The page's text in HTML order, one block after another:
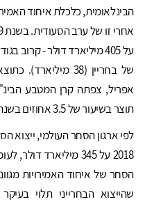
הבינלאומית, כלכלת איחוד
על 405 מיליארד דולר -
של בחריין (38
אפריל, צפתה קרן המטבע
תוצר בשיעור של 3.5 אחוזים בשנת 2020.
לפי ארגון הסחר העולמי, ייצוא
הסחר של איחוד האמירויות
שהייצוא הבחרייני תלוי